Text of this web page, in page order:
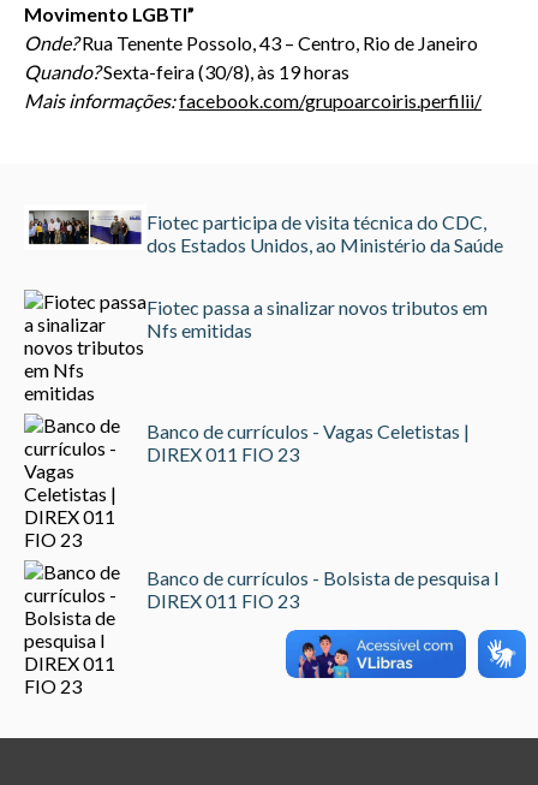
Movimento LGBTI”
Onde?Rua Tenente Possolo, 43 – Centro, Rio de Janeiro
Quando?Sexta-feira (30/8), às 19 horas
Mais informações:facebook.com/grupoarcoiris.perfilii/
Fiotec participa de visita técnica do CDC,
dos Estados Unidos, ao Ministério da Saúde
Fiotec passa a sinalizar novos tributos em
Nfs emitidas
Banco de currículos - Vagas Celetistas |
DIREX 011 FIO 23
Banco de currículos - Bolsista de pesquisa I
DIREX 011 FIO 23